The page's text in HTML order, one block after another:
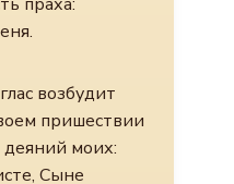
возбудит
пришествии
деяний моих:
Сыне